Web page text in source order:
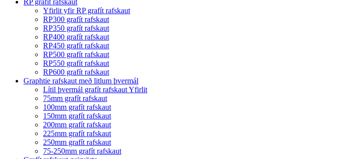
Yfirlit yfir RP grafít rafskaut
RP300 grafít rafskaut
RP350 grafít rafskaut
RP400 grafít rafskaut
RP450 grafít rafskaut
RP500 grafít rafskaut
RP550 grafít rafskaut
RP600 grafít rafskaut
Graphtie rafskaut með litlum þvermál
Lítil þvermál grafít rafskaut Yfirlit
75mm grafít rafskaut
100mm grafít rafskaut
150mm grafít rafskaut
200mm grafít rafskaut
225mm grafít rafskaut
250mm grafít rafskaut
75-250mm grafít rafskaut